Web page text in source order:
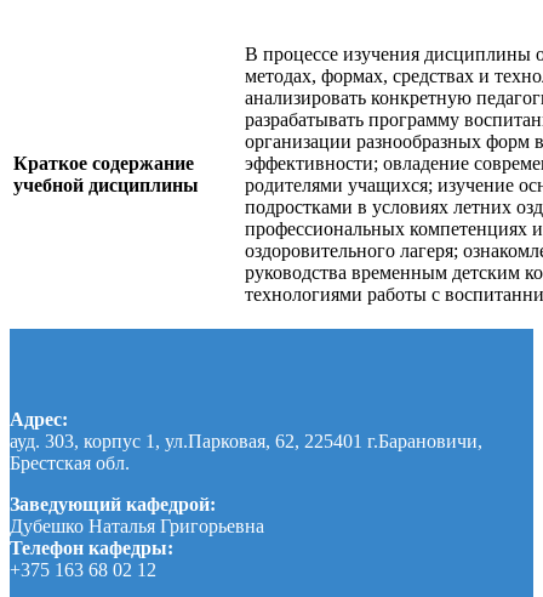
Краткое содержание
учебной дисциплины
В процессе изучения дисциплины
методах, формах, средствах и
анализировать конкретную
разрабатывать программу
организации разнообразных форм
эффективности; овладение
родителями учащихся; изучение
подростками в условиях летних
профессиональных компетенциях
оздоровительного лагеря;
руководства временным детским
технологиями работы с
Адрес:
ауд. 303, корпус 1, ул.Парковая, 62, 225401 г.Барановичи,
Брестская обл.
Заведующий кафедрой:
Дубешко Наталья Григорьевна
Телефон кафедры:
+375 163 68 02 12